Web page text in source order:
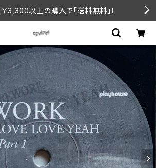
3,300以上の購入で「送料無料」！